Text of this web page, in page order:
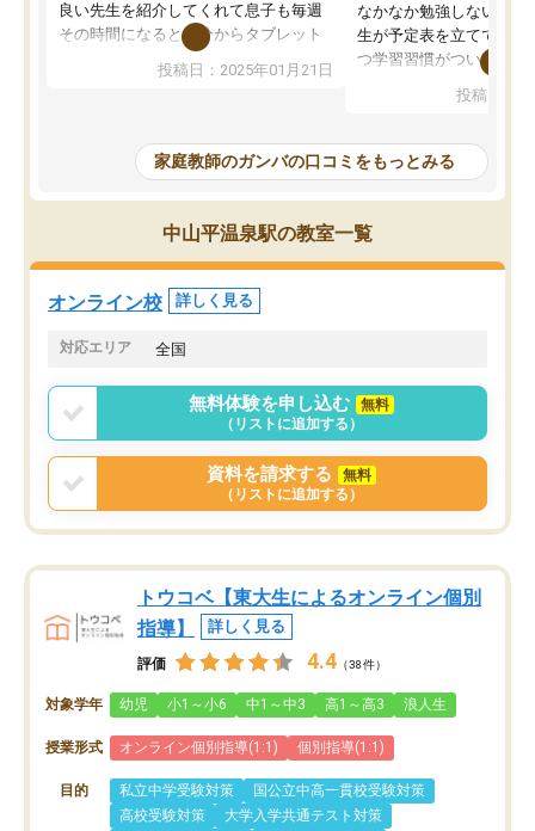
良い先生を紹介してくれて息子も毎週
その時間になると自分からタブレット
を開いてzoomを繋げるようになりまし
た！5科目なんでもOKなのもとても気
めて1年ほどだった今では平均点以上の
科目が増えてきました！あと1年受験ま
であるので無料の週末教室を使用しな
がら頑張って欲しいと思います！
投稿日：2025年01月21日
なかなか勉強しない息子
生が予定表を立ててくれ
つ学習習慣がついてきま
指導が無い日も予定表
問できるのでとても助か
投稿日：
家庭教師のガンバの口コミをもっとみる
中山平温泉駅の教室一覧
オンライン校 詳しく見る
対応エリア 全国
無料体験を申し込む
無料
（リストに追加する）
資料を請求する
無料
（リストに追加する）
トウコベ【東大生によるオンライン個別
指導】
詳しく見る
評価 4.4 （38件）
対象学年 幼児 小1～小6 中1～中3 高1～高3 浪人生
授業形式 オンライン個別指導(1:1) 個別指導(1:1)
目的 私立中学受験対策
国公立中高一貫校受験対策
高校受験対策
大学入学共通テスト対策